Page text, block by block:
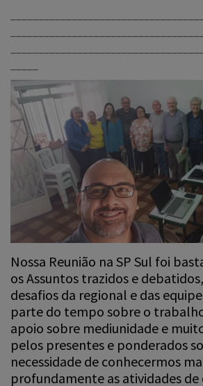
Nossa Reunião na SP Sul foi
os Assuntos trazidos e
desafios da regional e das
parte do tempo sobre o
apoio sobre mediunidade e
pelos presentes e ponderados
necessidade de conhecermos
profundamente as atividades de